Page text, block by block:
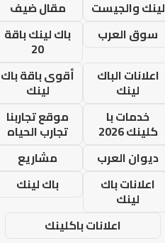
لينك والجيست
مقال ضيف
سوق العرب
باك لينك باقة
20
اعلانات الباك
لينك
أقوى باقة باك
لينك
خدمات با
كلينك 2026
موقع تجاربنا
تجارب الحياه
ديوان العرب
مشاريع
اعلانات باك
لينك
باك لينك
اعلانات باكلينك